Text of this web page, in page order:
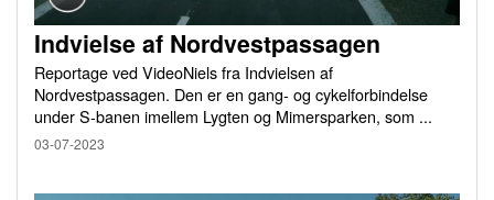
Indvielse af Nordvestpassagen
Reportage ved VideoNiels fra Indvielsen af
Nordvestpassagen. Den er en gang- og cykelforbindelse
under S-banen imellem Lygten og Mimersparken, som ...
03-07-2023